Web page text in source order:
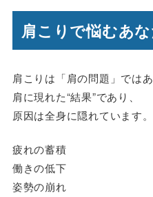
肩こりで悩むあ
肩こりは「肩の問題」ではあ
肩に現れた“結果”であり、
原因は全身に隠れています。
疲れの蓄積
働きの低下
姿勢の崩れ